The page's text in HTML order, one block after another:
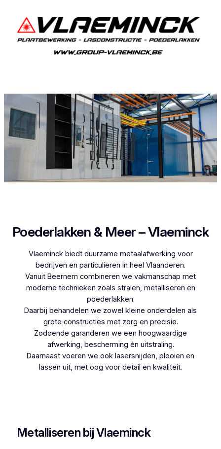
Poederlakken & Meer – Vlaeminck
Vlaeminck biedt duurzame metaalafwerking voor
bedrijven en particulieren in heel Vlaanderen.
Vanuit Beernem combineren we vakmanschap met
moderne technieken zoals stralen, metalliseren en
poederlakken.
Daarbij behandelen we zowel kleine onderdelen als
grote constructies met zorg en precisie.
Zodoende garanderen we een hoogwaardige
afwerking, bescherming én uitstraling.
Daarnaast voeren we ook lasersnijden, plooien en
lassen uit, met oog voor detail en kwaliteit.
Metalliseren bij Vlaeminck